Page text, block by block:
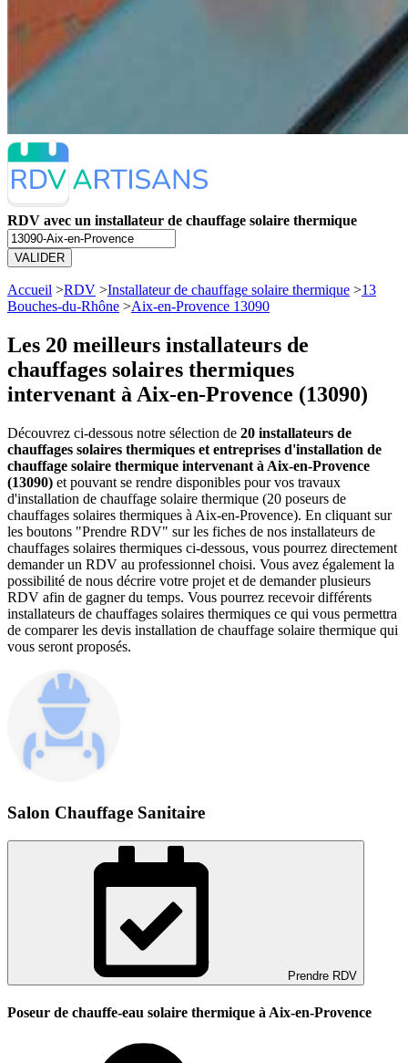
RDV avec un installateur de chauffage solaire thermique
VALIDER
Accueil >RDV >Installateur de chauffage solaire thermique >13
Bouches-du-Rhône >Aix-en-Provence 13090
Les 20 meilleurs installateurs de
chauffages solaires thermiques
intervenant à Aix-en-Provence (13090)
Découvrez ci-dessous notre sélection de 20 installateurs de
chauffages solaires thermiques et entreprises d'installation de
chauffage solaire thermique intervenant à Aix-en-Provence
(13090) et pouvant se rendre disponibles pour vos travaux
d'installation de chauffage solaire thermique (20 poseurs de
chauffages solaires thermiques à Aix-en-Provence). En cliquant sur
les boutons "Prendre RDV" sur les fiches de nos installateurs de
chauffages solaires thermiques ci-dessous, vous pourrez directement
demander un RDV au professionnel choisi. Vous avez également la
possibilité de nous décrire votre projet et de demander plusieurs
RDV afin de gagner du temps. Vous pourrez recevoir différents
installateurs de chauffages solaires thermiques ce qui vous permettra
de comparer les devis installation de chauffage solaire thermique qui
vous seront proposés.
Salon Chauffage Sanitaire
Prendre RDV
Poseur de chauffe-eau solaire thermique à Aix-en-Provence